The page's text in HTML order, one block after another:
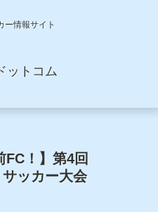
ー情報サイト
ットコム
FC！】第4回
ッカー大会